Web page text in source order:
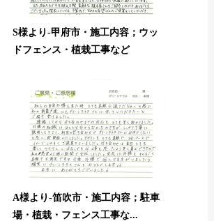
S様より-甲府市・施工内容；ウッ
ドフェンス・植栽工事など
A様より-笛吹市・施工内容；駐車
場・植栽・フェンス工事な...